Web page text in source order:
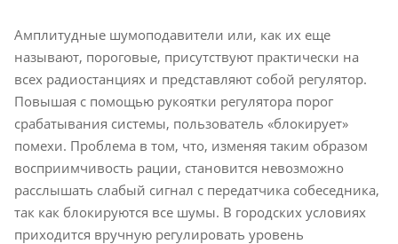
Амплитудные шумоподавители или, как их еще
называют, пороговые, присутствуют практически на
всех радиостанциях и представляют собой регулятор.
Повышая с помощью рукоятки регулятора порог
срабатывания системы, пользователь «блокирует»
помехи. Проблема в том, что, изменяя таким образом
восприимчивость рации, становится невозможно
расслышать слабый сигнал с передатчика собеседника,
так как блокируются все шумы. В городских условиях
приходится вручную регулировать уровень